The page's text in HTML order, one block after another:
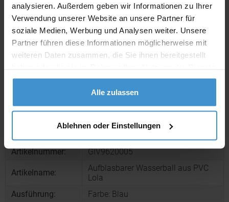
analysieren. Außerdem geben wir Informationen zu Ihrer
Verwendung unserer Website an unsere Partner für
soziale Medien, Werbung und Analysen weiter. Unsere
Partner führen diese Informationen möglicherweise mit
weiteren Daten zusammen, die Sie ihnen bereitgestellt
gesammelt haben.
Alle zulassen
Ablehnen oder Einstellungen
Muster mit Ihrer
Werbeanbringung zur Freigabe
der Produktion:
ca. 10 Werktage
Artikel ohne Werbeanbringung: ca. 3 - 5 Werktage
Muster: ca. 3 - 5 Werktage
Muster bestellen
Artikelnummer:
GIV9620005
Artikelname:
Aufblasbarer Wasserball aus PVC
Lola
Ausführung:
Farbe: Blau